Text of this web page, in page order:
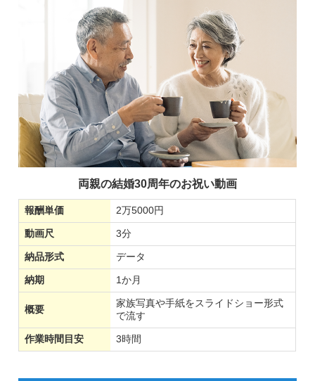
両親の結婚30周年のお祝い動画
報酬単価 2万5000円
動画尺 3分
納品形式 データ
納期 1か月
概要
家族写真や手紙をスライドショー形式
で流す
作業時間目安 3時間